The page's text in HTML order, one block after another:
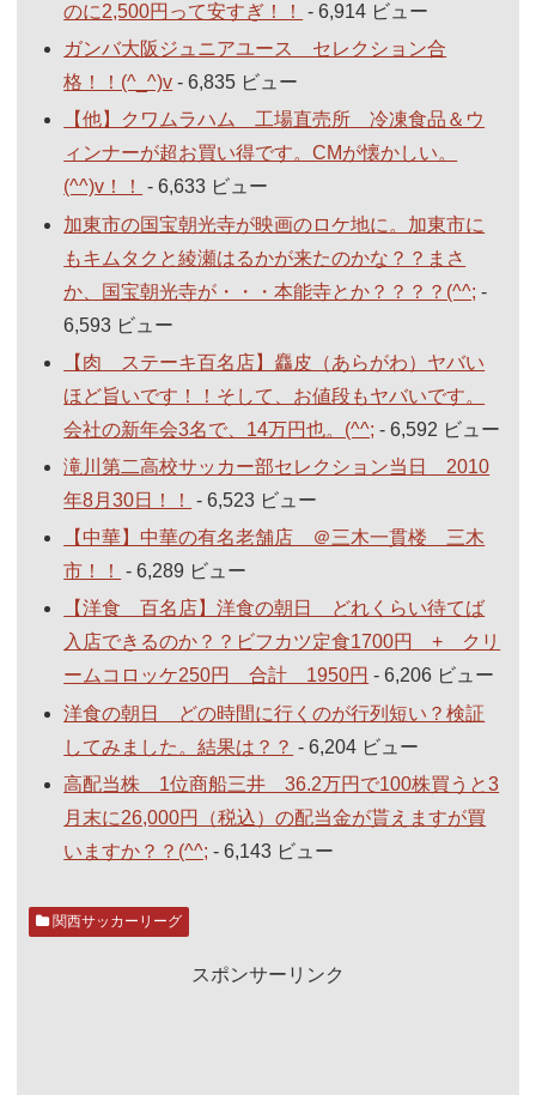
のに2,500円って安すぎ！！
- 6,914 ビュー
ガンバ大阪ジュニアユース セレクション合
格！！(^_^)v - 6,835 ビュー
【他】クワムラハム 工場直売所 冷凍食品＆ウ
ィンナーが超お買い得です。CMが懐かしい。
(^^)v！！
- 6,633 ビュー
加東市の国宝朝光寺が映画のロケ地に。加東市に
もキムタクと綾瀬はるかが来たのかな？？まさ
か、国宝朝光寺が・・・本能寺とか？？？？(^^; -
6,593 ビュー
【肉 ステーキ百名店】麤皮（あらがわ）ヤバい
ほど旨いです！！そして、お値段もヤバいです。
会社の新年会3名で、14万円也。(^^; - 6,592 ビュー
滝川第二高校サッカー部セレクション当日 2010
年8月30日！！
- 6,523 ビュー
【中華】中華の有名老舗店 ＠三木一貫楼 三木
市！！
- 6,289 ビュー
【洋食 百名店】洋食の朝日 どれくらい待てば
入店できるのか？？ビフカツ定食1700円 + クリ
ームコロッケ250円 合計 1950円 - 6,206 ビュー
洋食の朝日 どの時間に行くのが行列短い？検証
してみました。結果は？？ - 6,204 ビュー
高配当株 1位商船三井 36.2万円で100株買うと3
月末に26,000円（税込）の配当金が貰えますが買
いますか？？(^^; - 6,143 ビュー
関西サッカーリーグ
スポンサーリンク